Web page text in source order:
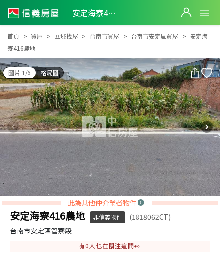
安定海寮416農地
安定海寮416農地
首頁 買屋 區域找屋 台南市買屋 台南市安定區買屋
安定海
寮416農地
圖片 1/6 格局圖
此為其他仲介業者物件
安定海寮416農地 非信義物件
(1818062CT)
台南市安定區管寮段
有0 人也在關注這間👀